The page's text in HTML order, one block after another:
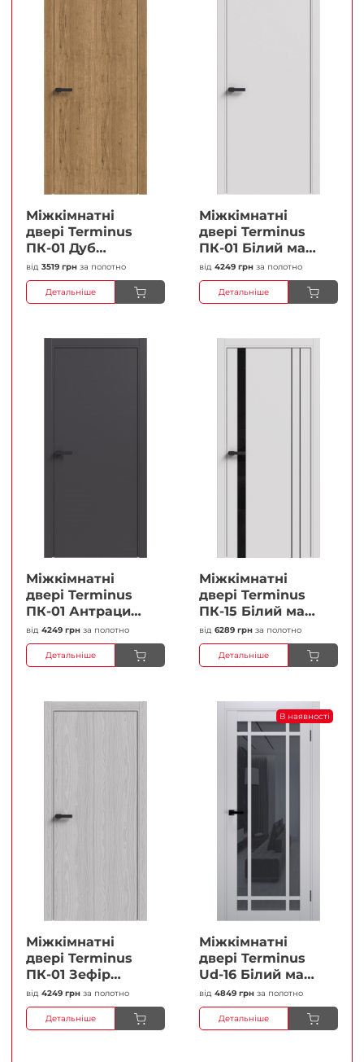
Міжкімнатні
двері Terminus
ПК-01 Дуб
античний Глухі
Плівка
від 3519 грн за полотно
Детальніше
Міжкімнатні
двері Terminus
ПК-01 Білий мат
(Термінус) Глухі
Плівка
від 4249 грн за полотно
Детальніше
Міжкімнатні
двері Terminus
ПК-01 Антрацит
(п/п) Глухі
Плівка
від 4249 грн за полотно
Детальніше
Міжкімнатні
двері Terminus
ПК-15 Білий мат
(Термінус) Чорне
скло Плівка
від 6289 грн за полотно
Детальніше
Міжкімнатні
двері Terminus
ПК-01 Зефір
Глухі Плівка
від 4249 грн за полотно
Детальніше
В наявності
Міжкімнатні
двері Terminus
Ud-16 Білий мат
(Термінус) Сатин
білий Плівка
від 4849 грн за полотно
Детальніше